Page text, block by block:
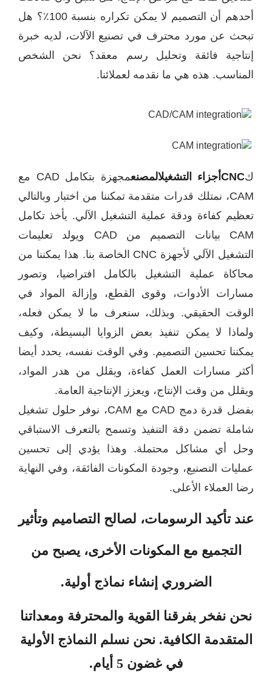
أحدهم أن التصميم لا يمكن تكراره بنسبة 100٪؟ هل
عن مورد محترف في تصنيع الآلات، لديه خبرة
فائقة وتحليل رسم معقد؟ نحن الشخص
هذه هي ما نقدمه لعملائنا.
أجزاء التشغيلالمصنع
مجهزة بتكامل CAD مع
CAM، نمتلك قدرات متقدمة تمكننا من اختبار وبالتالي
كفاءة ودقة عملية التشغيل الآلي. يأخذ تكامل
CAM بيانات التصميم من CAD ويولد تعليمات
التشغيل الآلي لأجهزة CNC الخاصة بنا. هذا يمكننا من
عملية التشغيل بالكامل افتراضيا، وتصور
الأدوات، وقوى القطع، وإزالة المواد في
الحقيقي. وبذلك، سنعرف ما لا يمكن فعله،
لا يمكن تنفيذ بعض الزوايا البسيطة، وكيف
تحسين التصميم. وفي الوقت نفسه، يحدد أيضا
مسارات العمل كفاءة، ويقلل من هدر المواد،
من وقت الإنتاج، ويعزز الإنتاجية العامة.
بفضل قدرة دمج CAD مع CAM، نوفر حلول تشغيل
تضمن دقة التنفيذ وتسمح بالتعرف الاستباقي
أي مشاكل محتملة. وهذا يؤدي إلى تحسين
التصنيع، وجودة المكونات الفائقة، وفي النهاية
العملاء الأعلى.
تأكيد الرسومات، لصالح التصاميم وتأثير
التجميع مع المكونات الأخرى، يصبح من
الضروري إنشاء نماذج أولية.
نفخر بفرقنا القوية والمحترفة ومعداتنا
الكافية. نحن نسلم النماذج الأولية
في غضون 5 أيام.